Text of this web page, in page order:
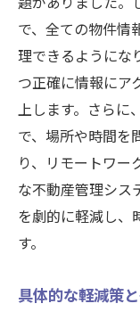
で、全ての物件情
理できるようにな
つ正確に情報にア
上します。さらに
で、場所や時間を
り、リモートワー
な不動産管理シス
を劇的に軽減し、
す。
具体的な軽減策